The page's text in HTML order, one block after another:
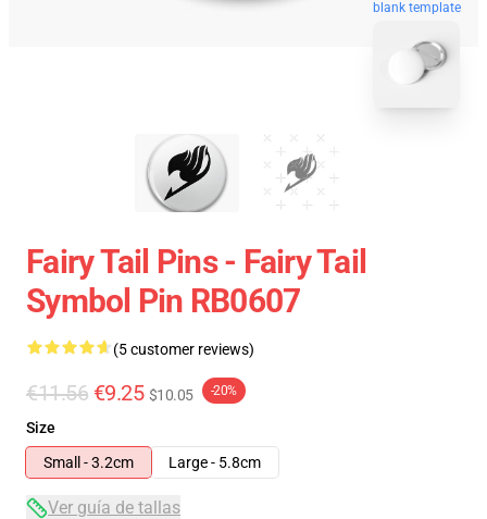
blank template
Fairy Tail Pins - Fairy Tail
Symbol Pin RB0607
(5 customer reviews)
€11.56 €9.25 $10.05 -20%
Size
Small - 3.2cm
Large - 5.8cm
Ver guía de tallas